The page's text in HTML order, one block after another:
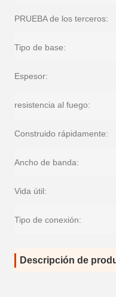
PRUEBA de los terceros:
Tipo de base:
Espesor:
resistencia al fuego:
Construido rápidamente:
Ancho de banda:
Vida útil:
Tipo de conexión:
Descripción de